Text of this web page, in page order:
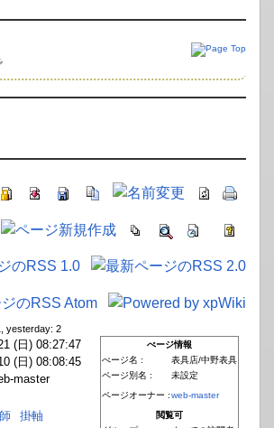
ぺージ情報
ぺージ名 :
表具店/中野表具
ページ別名 :
未設定
ページオーナー :web-master
閲覧可
yesterday: 2
(日) 08:27:47
(日) 08:08:45
master
掛軸